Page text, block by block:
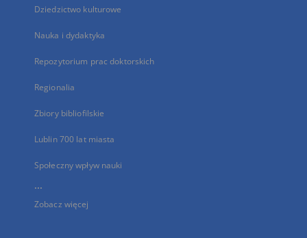
Dziedzictwo kulturowe
Nauka i dydaktyka
Repozytorium prac doktorskich
Regionalia
Zbiory bibliofilskie
Lublin 700 lat miasta
Społeczny wpływ nauki
...
Zobacz więcej